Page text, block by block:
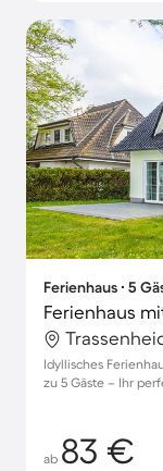
Ferienhaus ∙ 5
Idyllisches
zu 5 Gäste – Ihr
ab 83 €